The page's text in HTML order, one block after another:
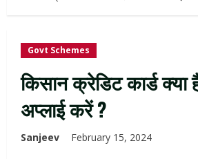
Govt Schemes
किसान क्रेडिट कार्ड
अप्लाई करें ?
Sanjeev February 15, 2024